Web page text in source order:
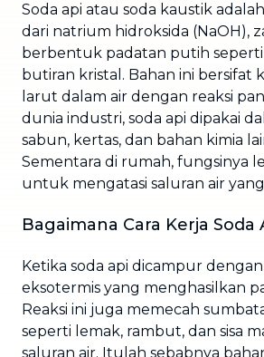
Soda api atau soda kaustik
dari natrium hidroksida (NaOH),
berbentuk padatan putih seperti
butiran kristal. Bahan ini bersifat
larut dalam air dengan reaksi
dunia industri, soda api dipakai
sabun, kertas, dan bahan kimia
Sementara di rumah, fungsinya
untuk mengatasi saluran air
Bagaimana Cara Kerja Soda
Ketika soda api dicampur
eksotermis yang menghasilkan
Reaksi ini juga memecah
seperti lemak, rambut, dan sisa
saluran air. Itulah sebabnya